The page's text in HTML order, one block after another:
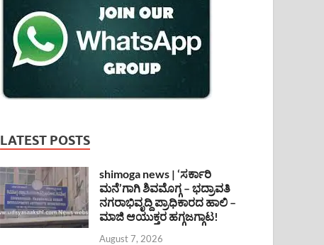
LATEST POSTS
shimoga news | ‘ಸರ್ಕಾರಿ
ಮನೆ’ಗಾಗಿ ಶಿವಮೊಗ್ಗ – ಭದ್ರಾವತಿ
ನಗರಾಭಿವೃದ್ದಿ ಪ್ರಾಧಿಕಾರದ ಹಾಲಿ –
ಮಾಜಿ ಆಯುಕ್ತರ ಹಗ್ಗಜಗ್ಗಾಟ!
August 7, 2026